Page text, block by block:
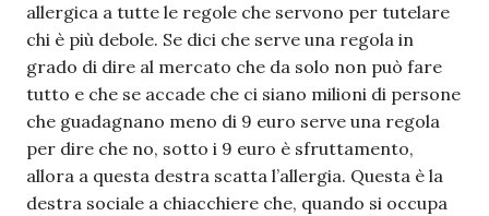
allergica a tutte le regole che servono per tutelare
chi è più debole. Se dici che serve una regola in
grado di dire al mercato che da solo non può fare
tutto e che se accade che ci siano milioni di persone
che guadagnano meno di 9 euro serve una regola
per dire che no, sotto i 9 euro è sfruttamento,
allora a questa destra scatta l’allergia. Questa è la
destra sociale a chiacchiere che, quando si occupa